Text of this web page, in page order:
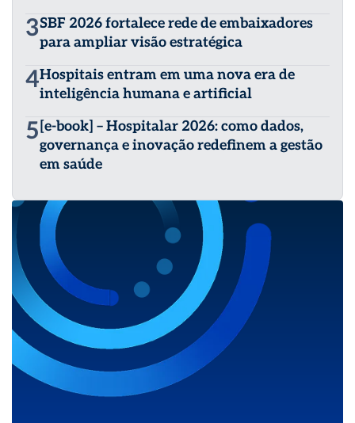
3SBF 2026 fortalece rede de embaixadores
para ampliar visão estratégica
4Hospitais entram em uma nova era de
inteligência humana e artificial
5 [e-book] – Hospitalar 2026: como dados,
governança e inovação redefinem a gestão
em saúde